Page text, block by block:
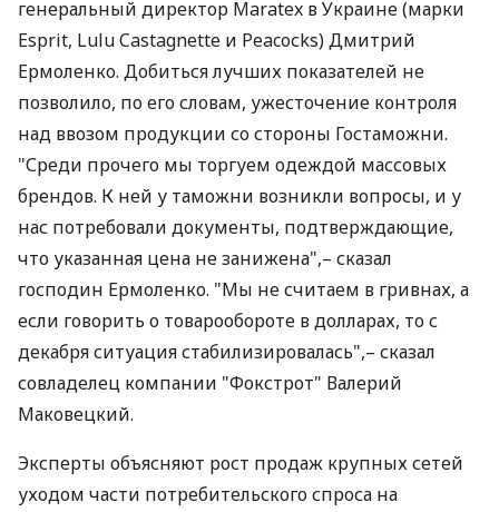
генеральный директор Maratex в Украине (марки
Esprit, Lulu Castagnette и Peacoсks) Дмитрий
Ермоленко. Добиться лучших показателей не
позволило, по его словам, ужесточение контроля
над ввозом продукции со стороны Гостаможни.
"Среди прочего мы торгуем одеждой массовых
брендов. К ней у таможни возникли вопросы, и у
нас потребовали документы, подтверждающие,
что указанная цена не занижена",– сказал
господин Ермоленко. "Мы не считаем в гривнах, а
если говорить о товарообороте в долларах, то с
декабря ситуация стабилизировалась",– сказал
совладелец компании "Фокстрот" Валерий
Маковецкий.
Эксперты объясняют рост продаж крупных сетей
уходом части потребительского спроса на